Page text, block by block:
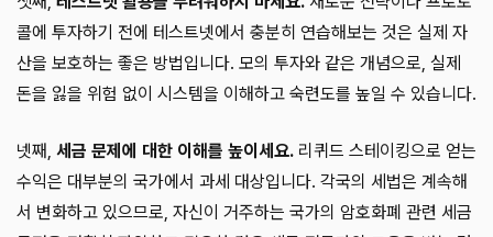
콜에 투자하기 전에 테스트넷에서 충분히 연습해보는 것은 실제 자
산을 보호하는 좋은 방법입니다. 모의 투자와 같은 개념으로, 실제
돈을 잃을 위험 없이 시스템을 이해하고 숙련도를 높일 수 있습니다.
넷째, 세금 문제에 대한 이해를 높이세요. 리퀴드 스테이킹으로 얻는
수익은 대부분의 국가에서 과세 대상입니다. 각국의 세법은 계속해
서 변화하고 있으므로, 자신이 거주하는 국가의 암호화폐 관련 세금